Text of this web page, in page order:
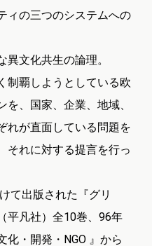
ィの三つのシステムへの
文化共生の論理。
制覇しようとしている欧
、国家、企業、地域、
れが直面している問題を
それに対する提言を行っ
て出版された『グリ
凡社）全10巻、96年
化・開発・NGO 』から